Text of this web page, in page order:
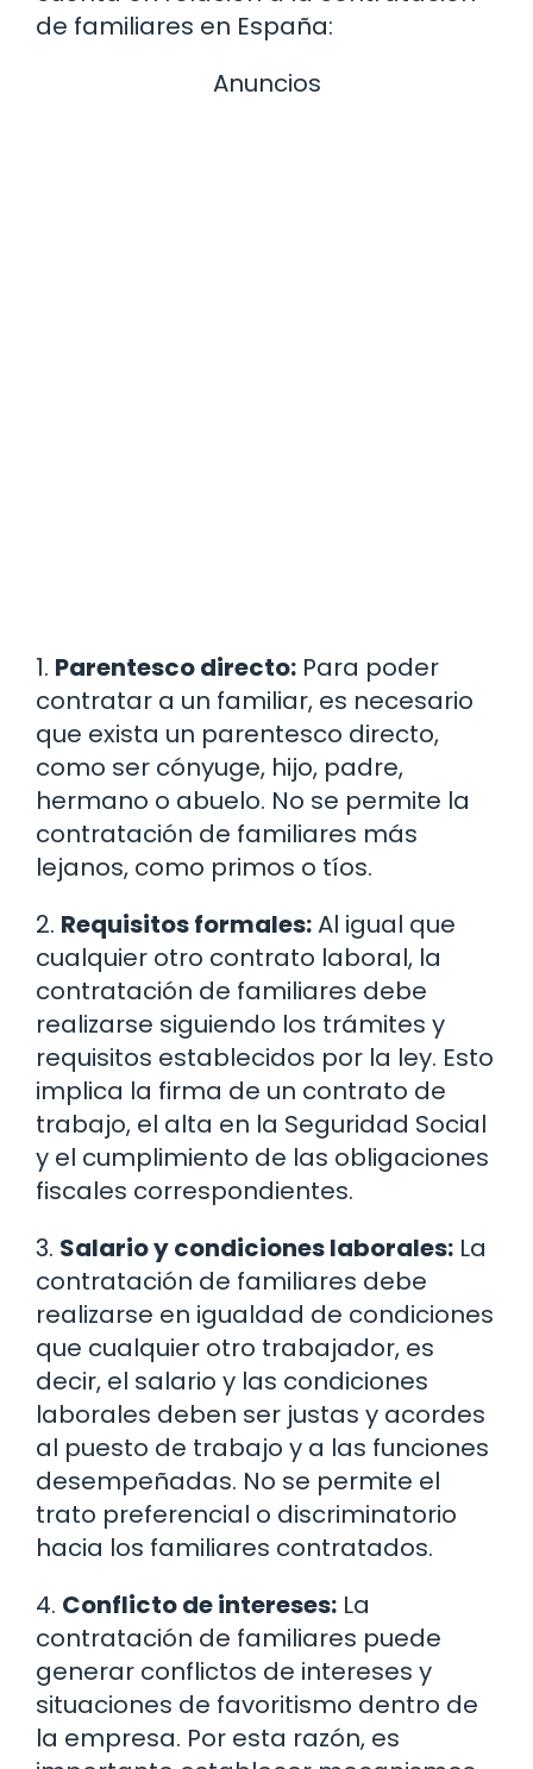
de familiares en España:
Anuncios
1. Parentesco directo: Para poder
contratar a un familiar, es necesario
que exista un parentesco directo,
como ser cónyuge, hijo, padre,
hermano o abuelo. No se permite la
contratación de familiares más
lejanos, como primos o tíos.
2. Requisitos formales:Al igual que
cualquier otro contrato laboral, la
contratación de familiares debe
realizarse siguiendo los trámites y
requisitos establecidos por la ley. Esto
implica la firma de un contrato de
trabajo, el alta en la Seguridad Social
y el cumplimiento de las obligaciones
fiscales correspondientes.
3. Salario y condiciones laborales: La
contratación de familiares debe
realizarse en igualdad de condiciones
que cualquier otro trabajador, es
decir, el salario y las condiciones
laborales deben ser justas y acordes
al puesto de trabajo y a las funciones
desempeñadas. No se permite el
trato preferencial o discriminatorio
hacia los familiares contratados.
4. Conflicto de intereses: La
contratación de familiares puede
generar conflictos de intereses y
situaciones de favoritismo dentro de
la empresa. Por esta razón, es